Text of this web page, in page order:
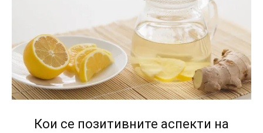
Кои се позитивните аспекти на